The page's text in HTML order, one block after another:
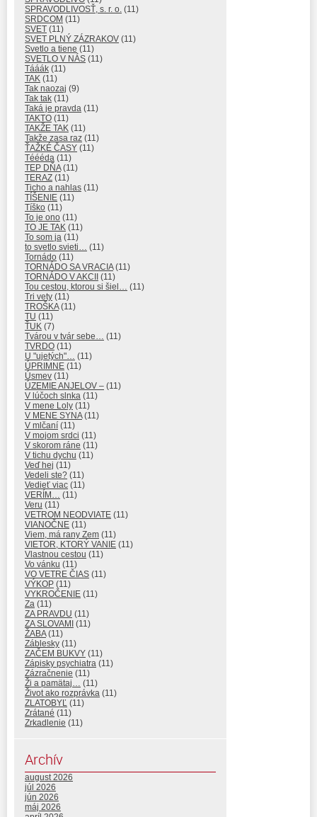
SPRAVODLIVOSŤ, s. r. o. (11)
SRDCOM (11)
SVET (11)
SVET PLNÝ ZÁZRAKOV (11)
Svetlo a tiene (11)
SVETLO V NÁS (11)
Tááák (11)
TAK (11)
Tak naozaj (9)
Tak tak (11)
Taká je pravda (11)
TAKTO (11)
TAKŽE TAK (11)
Takže zasa raz (11)
ŤAŽKÉ ČASY (11)
Téééda (11)
TEP DŇA(11)
TERAZ (11)
Ticho a nahlas (11)
TÍŠENIE (11)
Tíško (11)
To je ono (11)
TO JE TAK (11)
To som ja (11)
to svetlo svieti… (11)
Tornádo (11)
TORNÁDO SA VRACIA(11)
TORNÁDO V AKCII
(11)
Tou cestou, ktorou si šiel… (11)
Tri vety (11)
TROŠKA(11)
TU (11)
ŤUK (7)
Tvárou v tvár sebe… (11)
TVRDO (11)
U "ujetých"… (11)
ÚPRIMNE (11)
Úsmev (11)
ÚZEMIE ANJELOV – (11)
V lúčoch slnka (11)
V mene Loly (11)
V MENE SYNA(11)
V mlčaní (11)
V mojom srdci (11)
V skorom ráne (11)
V tichu dychu (11)
Veď hej (11)
Vedeli ste? (11)
Vedieť viac (11)
VERÍM… (11)
Veru (11)
VETROM NEODVIATE (11)
VIANOČNE (11)
Viem, má rany Zem (11)
VIETOR, KTORÝ VANIE (11)
Vlastnou cestou (11)
Vo vánku (11)
VO VETRE ČIAS (11)
VÝKOP (11)
VYKROČENIE (11)
Za (11)
ZA PRAVDU (11)
ZA SLOVAMI (11)
ŽABA(11)
Záblesky (11)
ZAČEM BUKVY (11)
Zápisky psychiatra (11)
Zázračnenie (11)
Ži a pamätaj… (11)
Život ako rozprávka (11)
ZLATOBYĽ (11)
Zrátané (11)
Zrkadlenie (11)
Archív
august 2026
júl 2026
jún 2026
máj 2026